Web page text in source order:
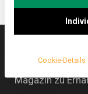
Magazin zu
Cookie-Details